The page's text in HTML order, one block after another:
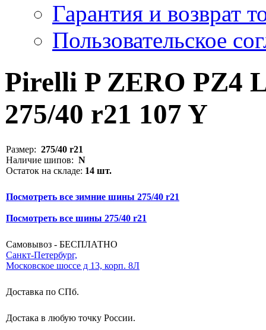
Гарантия и возврат
Пользовательское
Pirelli P ZERO PZ4
275/40 r21 107 Y
Размер: 275/40 r21
Наличие шипов: N
Остаток на складе: 14 шт.
Посмотреть все зимние шины 275/40 r21
Посмотреть все шины 275/40 r21
Самовывоз - БЕСПЛАТНО
Санкт-Петербург,
Московское шоссе д 13, корп. 8Л
Доставка по СПб.
Достака в любую точку России.